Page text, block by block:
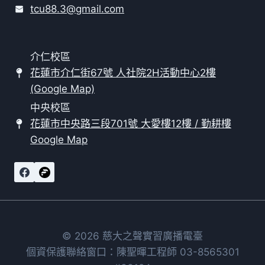
tcu88.3@gmail.com
介仁校區
花蓮市介仁街67號 人社院2H活動中心2樓
(Google Map)
中央校區
花蓮市中央路三段701號 大愛樓12樓 / 勤耕樓
Google Map
© 2026 慈大之聲實習廣播電臺
個資保護聯絡窗口：陳聖暉工程師 03-8565301